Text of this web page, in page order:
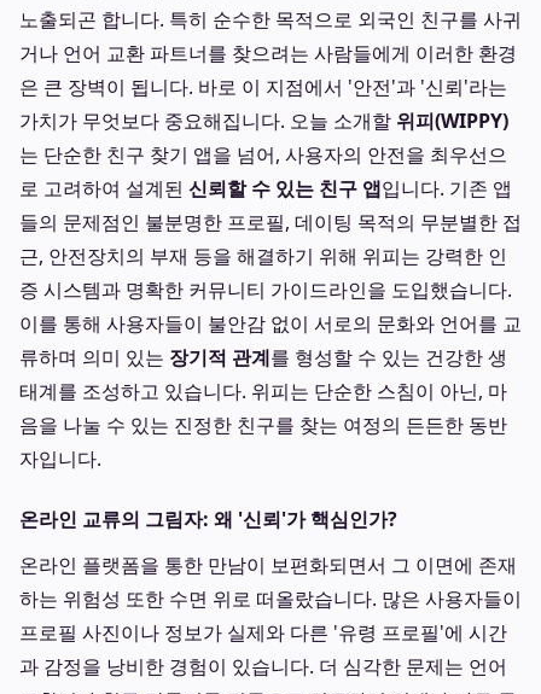
노출되곤 합니다. 특히 순수한 목적으로 외국인 친구를 사귀
거나 언어 교환 파트너를 찾으려는 사람들에게 이러한 환경
은 큰 장벽이 됩니다. 바로 이 지점에서 '안전'과 '신뢰'라는
가치가 무엇보다 중요해집니다. 오늘 소개할 위피(WIPPY)
는 단순한 친구 찾기 앱을 넘어, 사용자의 안전을 최우선으
로 고려하여 설계된 신뢰할 수 있는 친구 앱입니다. 기존 앱
들의 문제점인 불분명한 프로필, 데이팅 목적의 무분별한 접
근, 안전장치의 부재 등을 해결하기 위해 위피는 강력한 인
증 시스템과 명확한 커뮤니티 가이드라인을 도입했습니다.
이를 통해 사용자들이 불안감 없이 서로의 문화와 언어를 교
류하며 의미 있는 장기적 관계를 형성할 수 있는 건강한 생
태계를 조성하고 있습니다. 위피는 단순한 스침이 아닌, 마
음을 나눌 수 있는 진정한 친구를 찾는 여정의 든든한 동반
자입니다.
온라인 교류의 그림자: 왜 '신뢰'가 핵심인가?
온라인 플랫폼을 통한 만남이 보편화되면서 그 이면에 존재
하는 위험성 또한 수면 위로 떠올랐습니다. 많은 사용자들이
프로필 사진이나 정보가 실제와 다른 '유령 프로필'에 시간
과 감정을 낭비한 경험이 있습니다. 더 심각한 문제는 언어